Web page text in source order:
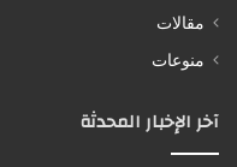
مقالات
منوعات
آخر الإخبار المحدثة